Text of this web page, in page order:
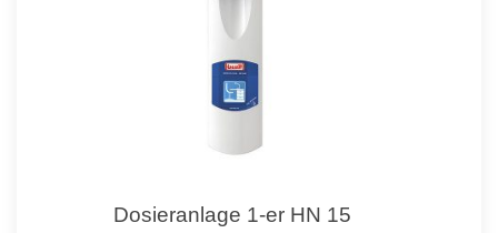
Dosieranlage 1-er HN 15